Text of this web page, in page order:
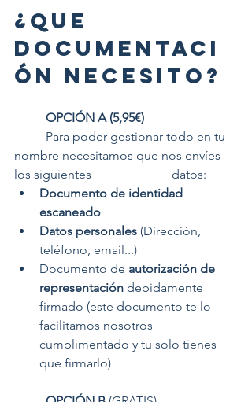
¿QUE
DOCUMENTACI
ÓN NECESITO?
OPCIÓN A (5,95€)
nombre necesitamos que nos envíes
los siguientes 			datos:
Documento de identidad
escaneado
Datos personales (Dirección,
teléfono, email...)
Documento de autorización de
representación debidamente
firmado (este documento te lo
facilitamos nosotros
cumplimentado y tu solo tienes
que firmarlo)